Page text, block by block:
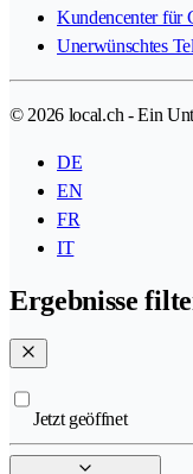
Kundencenter für
Unerwünschtes
© 2026 local.ch - Ein
DE
EN
FR
IT
Ergebnisse
Jetzt geöffnet